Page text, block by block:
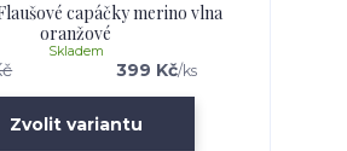
capáčky merino vlna
oranžové
399 Kč/ks
Skladem
Zvolit variantu